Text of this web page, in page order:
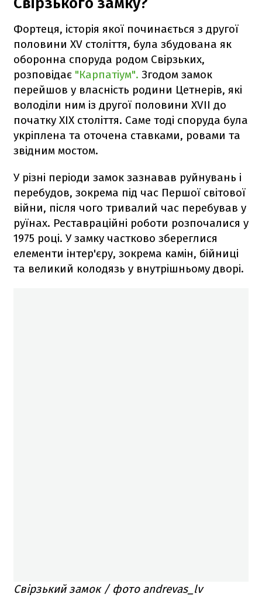
Фортеця, історія якої починається з другої
половини XV століття, була збудована як
оборонна споруда родом Свірзьких,
розповідає "Карпатіум". Згодом замок
перейшов у власність родини Цетнерів, які
володіли ним із другої половини XVII до
початку XIX століття. Саме тоді споруда була
укріплена та оточена ставками, ровами та
звідним мостом.
У різні періоди замок зазнавав руйнувань і
перебудов, зокрема під час Першої світової
війни, після чого тривалий час перебував у
руїнах. Реставраційні роботи розпочалися у
1975 році. У замку частково збереглися
елементи інтер'єру, зокрема камін, бійниці
та великий колодязь у внутрішньому дворі.
Свірзький замок / фото andrevas_lv